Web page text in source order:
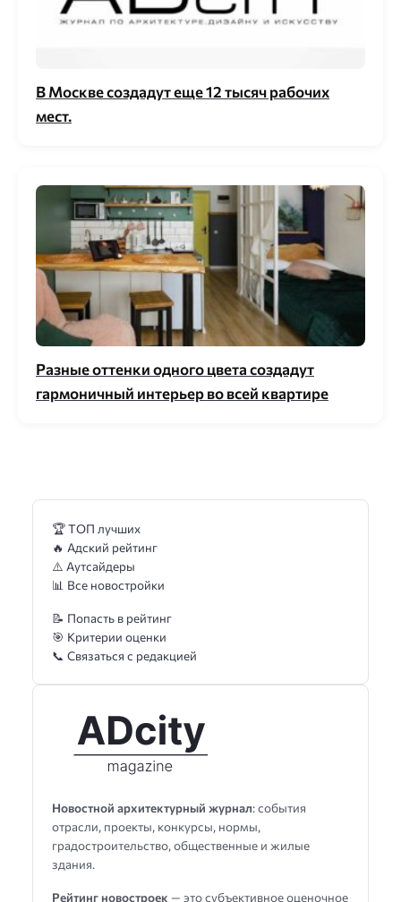
В Москве создадут еще 12 тысяч рабочих
мест.
Разные оттенки одного цвета создадут
гармоничный интерьер во всей квартире
Новостной архитектурный журнал: события
отрасли, проекты, конкурсы, нормы,
градостроительство, общественные и жилые
здания.
Рейтинг новостроек — это субъективное оценочное
🏆 ТОП лучших
🔥 Адский рейтинг
⚠️ Аутсайдеры
📊 Все новостройки
📝 Попасть в рейтинг
🎯 Критерии оценки
📞 Связаться с редакцией